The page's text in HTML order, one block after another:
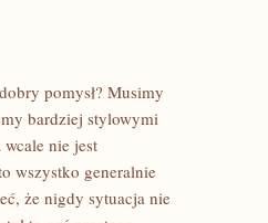
pomysł? Musimy
bardziej stylowymi
nie jest
wszystko generalnie
że nigdy sytuacja nie